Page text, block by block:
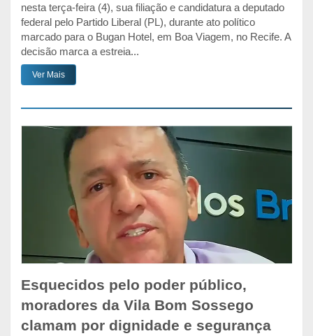
nesta terça-feira (4), sua filiação e candidatura a deputado
federal pelo Partido Liberal (PL), durante ato político
marcado para o Bugan Hotel, em Boa Viagem, no Recife. A
decisão marca a estreia...
Ver Mais
Esquecidos pelo poder público,
moradores da Vila Bom Sossego
clamam por dignidade e segurança